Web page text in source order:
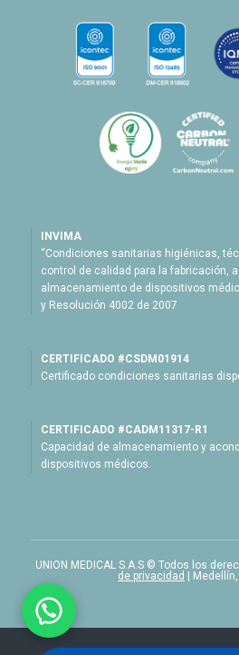
INVIMA
“Condiciones sanitarias higiénicas,
control de calidad para la fabricación,
almacenamiento de dispositivos
y Resolución 4002 de 2007
CERTIFICADO #CSDM01914
Certificado condiciones sanitarias
CERTIFICADO #CADM11317-R1
Capacidad de almacenamiento y
dispositivos médicos.
UNION MEDICAL S.A.S © Todos los
de privacidad
|